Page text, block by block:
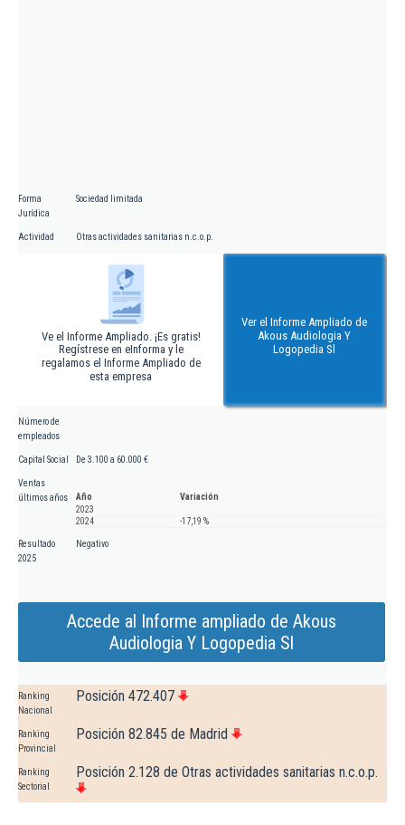
Forma
Jurídica
Sociedad limitada
Actividad Otras actividades sanitarias n.c.o.p.
Ve el Informe Ampliado. ¡Es gratis!
Regístrese en eInforma y le
regalamos el Informe Ampliado de
esta empresa
Ver el Informe Ampliado de
Akous Audiologia Y
Logopedia Sl
Número de
empleados
Capital Social De 3.100 a 60.000 €
Ventas
últimos años
Año
Variación
2023
2024
-17,19 %
Resultado
2025
Negativo
Accede al Informe ampliado de Akous
Audiologia Y Logopedia Sl
Ranking
Nacional
Posición 472.407
Ranking
Provincial
Posición 82.845 de Madrid
Ranking
Sectorial
Posición 2.128 de Otras actividades sanitarias n.c.o.p.